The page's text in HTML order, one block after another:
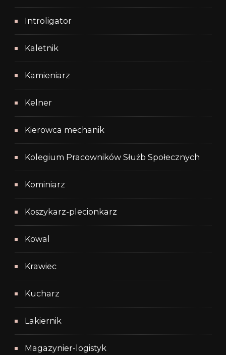
Introligator
Kaletnik
Kamieniarz
Kelner
Kierowca mechanik
Kolegium Pracowników Służb Społecznych
Kominiarz
Koszykarz-plecionkarz
Kowal
Krawiec
Kucharz
Lakiernik
Magazynier-logistyk